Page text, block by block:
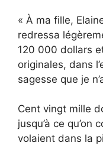
« À ma fille,
redressa
120 000 dollars
originales, dans
sagesse que je
Cent vingt mille
jusqu’à ce qu’on
volaient dans la